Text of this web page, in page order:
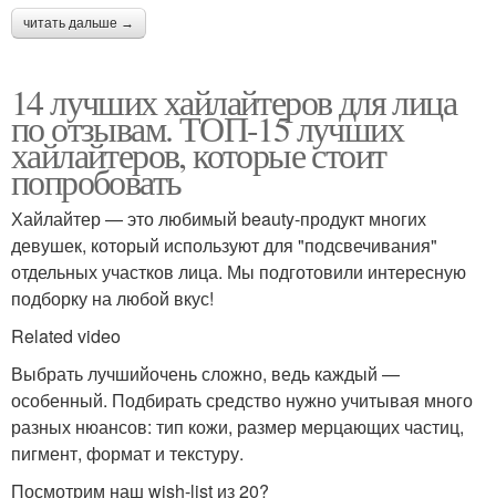
читать дальше →
14 лучших хайлайтеров для лица
по отзывам. ТОП-15 лучших
хайлайтеров, которые стоит
попробовать
Хайлайтер — это любимый beauty-продукт многих
девушек, который используют для "подсвечивания"
отдельных участков лица. Мы подготовили интересную
подборку на любой вкус!
Related video
Выбрать лучшийочень сложно, ведь каждый —
особенный. Подбирать средство нужно учитывая много
разных нюансов: тип кожи, размер мерцающих частиц,
пигмент, формат и текстуру.
Посмотрим наш wish-list из 20?